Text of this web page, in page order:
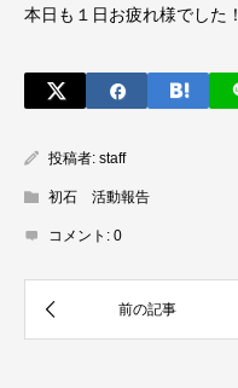
本日も１日お疲れ様でした！
投稿者: staff
初石 活動報告
コメント: 0